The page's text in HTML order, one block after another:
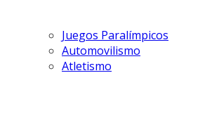
Juegos Paralímpicos
Automovilismo
Atletismo